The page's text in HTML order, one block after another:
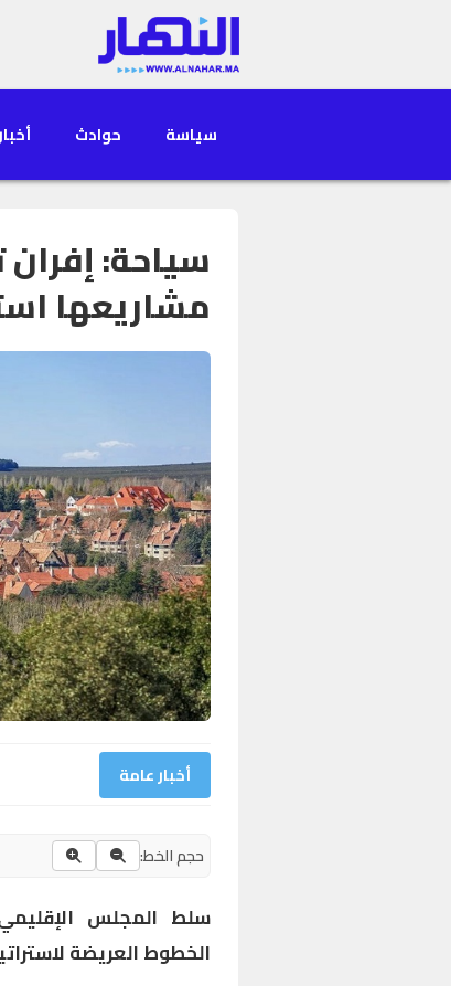
سياسة حوادث
سياحة:
مشاريعها
أخبار عامة
حجم الخط:
سلط المجلس
الخطوط العريضة